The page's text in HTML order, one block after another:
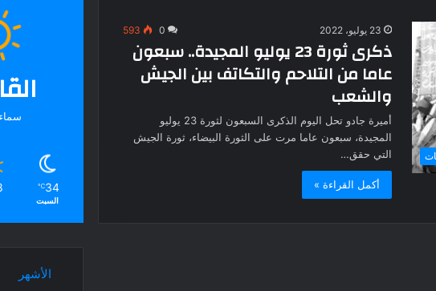
23 يوليو، 2022 0
593
ذكرى ثورة 23 يوليو المجيدة.. سبعون
عاما من التلاحم والتكاتف بين الجيش
والشعب
أميرة جادو تحل اليوم الذكرى السبعون لثورة 23 يوليو
المجيدة، سبعون عاما مرت على الثورة البيضاء، ثورة الجيش
التي حقق…
أكمل القراءة » 34
℃
السبت
الأشهر